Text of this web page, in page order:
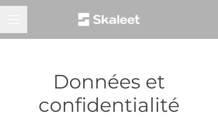
Données et
confidentialité